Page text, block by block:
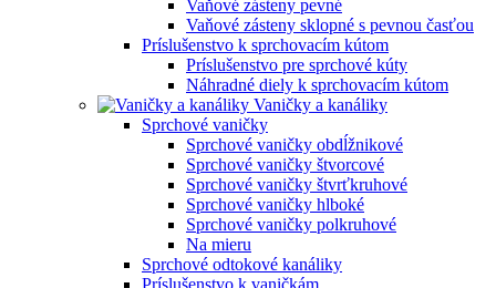
Vaňové zásteny pevné
Vaňové zásteny sklopné s pevnou časťou
Príslušenstvo k sprchovacím kútom
Príslušenstvo pre sprchové kúty
Náhradné diely k sprchovacím kútom
Vaničky a kanáliky
Sprchové vaničky
Sprchové vaničky obdĺžnikové
Sprchové vaničky štvorcové
Sprchové vaničky štvrťkruhové
Sprchové vaničky hlboké
Sprchové vaničky polkruhové
Na mieru
Sprchové odtokové kanáliky
Príslušenstvo k vaničkám